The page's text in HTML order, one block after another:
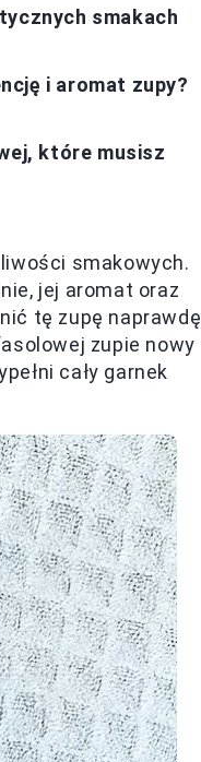
smakach
i aromat zupy?
które musisz
smakowych.
jej aromat oraz
tę zupę naprawdę
zupie nowy
cały garnek